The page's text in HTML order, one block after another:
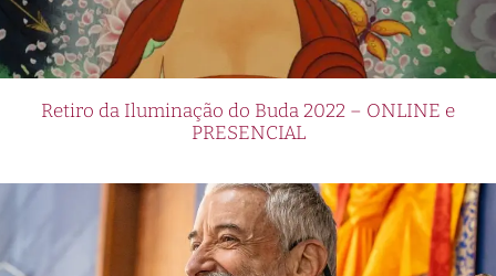
Retiro da Iluminação do Buda 2022 – ONLINE e
PRESENCIAL